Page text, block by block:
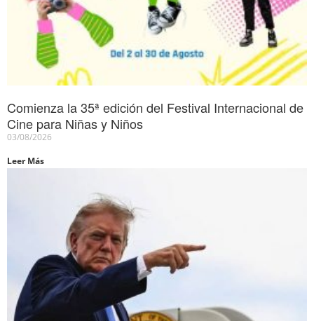
Comienza la 35ª edición del Festival Internacional de
Cine para Niñas y Niños
03/08/2026
Leer Más